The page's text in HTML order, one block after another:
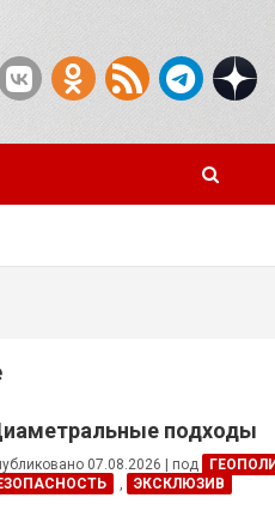
подходы
07.08.2026 под
, ЭКСКЛЮЗИВ